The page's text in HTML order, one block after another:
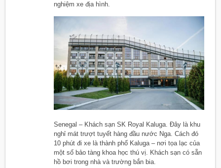
nghiệm xe địa hình.
Senegal – Khách sạn SK Royal Kaluga. Đây là khu
nghỉ mát trượt tuyết hàng đầu nước Nga. Cách đó
10 phút đi xe là thành phố Kaluga – nơi tọa lạc của
một số bảo tàng khoa học thú vị. Khách sạn có sẵn
hồ bơi trong nhà và trường bắn bia.